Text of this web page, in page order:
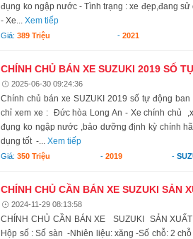
đụng ko ngập nước - Tình trạng : xe đẹp,đang
- Xe...Xem tiếp
Giá:389 Triệu -2021
CHÍNH CHỦ BÁN XE SUZUKI 2019 SỐ
2025-06-30 09:24:36
Chính chủ bán xe SUZUKI 2019 số tự động
chỉ xem xe : Đức hòa Long An - Xe chính chủ
đụng ko ngập nước ,bảo dưỡng định kỳ chính
dụng tốt -...Xem tiếp
Giá:350 Triệu - 2019 -
CHÍNH CHỦ CẦN BÁN XE SUZUKI SẢN
2024-11-29 08:13:58
CHÍNH CHỦ CẦN BÁN XE SUZUKI SẢN
Hộp số : Số sàn -Nhiên liệu: xăng -Số chỗ: 2